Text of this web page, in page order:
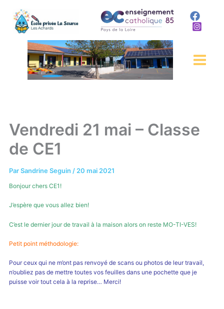
contenu
Vendredi 21 mai – Classe
de CE1
ParSandrine Seguin / 20 mai 2021
Bonjour chers CE1!
J’espère que vous allez bien!
C’est le dernier jour de travail à la maison alors on reste MO-TI-VES!
Petit point méthodologie:
Pour ceux qui ne m’ont pas renvoyé de scans ou photos de leur travail,
n’oubliez pas de mettre toutes vos feuilles dans une pochette que je
puisse voir tout cela à la reprise… Merci!